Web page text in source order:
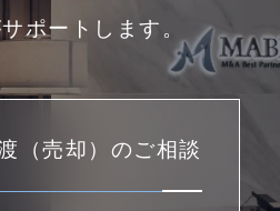
ポートします。
（売却）のご相談